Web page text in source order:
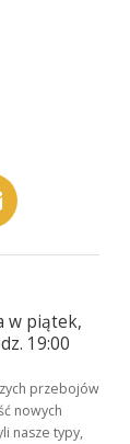
w piątek,
19:00
przebojów
nowych
nasze typy,